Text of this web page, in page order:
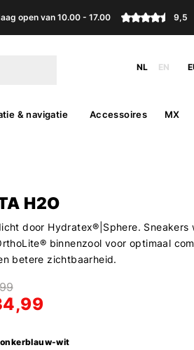
open van 10.00 - 17.00 9,5
NL EN
& navigatie Accessoires MX
H2O
door Hydratex®|Sphere. Sneakers
binnenzool voor optimaal
betere zichtbaarheid.
wit